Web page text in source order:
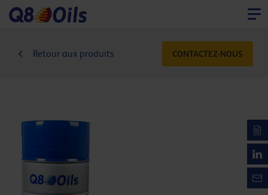
Retour aux produits CONTACTEZ-NOUS